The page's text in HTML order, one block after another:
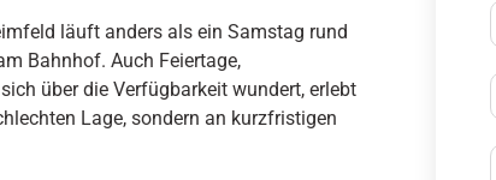
läuft anders als ein Samstag rund
Bahnhof. Auch Feiertage,
über die Verfügbarkeit wundert, erlebt
Lage, sondern an kurzfristigen